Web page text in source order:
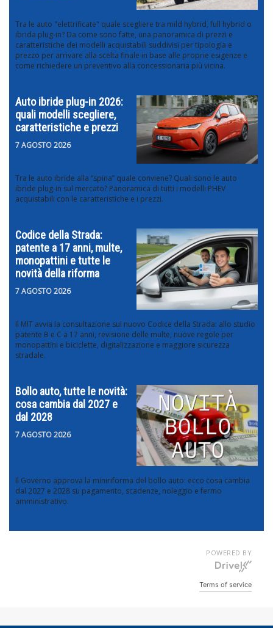
Tra le auto "elettrificate" quale scegliere tra mild hybrid, full hybrid o
ibrida plug-in? Da come sono fatte, una panoramica di prezzi e
caratteristiche dei modelli acquistabili suddivisi per tipologia e
prezzo per arrivare alla scelta finale in base alle proprie esigenze e
come richiedere un preventivo alla concessionaria più vicina.
Auto ibride plug-in 2026:
quali modelli scegliere,
caratteristiche e prezzi
7 AGOSTO 2026
Tra le auto ibride alla “spina” quale conviene? Quali sono le auto
ibride plug-in sul mercato? Panoramica di tutti i modelli PHEV
acquistabili con le caratteristiche e i prezzi.
Codice della Strada:
patente a 17 anni, multe,
monopattini e tutte le
novità della riforma
7 AGOSTO 2026
Il MIT avvia la consultazione sul nuovo Codice della Strada: allo studio
patente B e C a 17 anni, revisione delle multe, nuove regole per
monopattini e biciclette, digitalizzazione e maggiore sicurezza
stradale.
Bollo auto, tutte le novità:
cosa cambia dal 2027 e
dal 2028
7 AGOSTO 2026
Il Governo approva la miniriforma del bollo auto: ecco cosa cambia
dal 2027 e 2028 su pagamento, scadenze, noleggio e fermo
amministrativo.
POWERED BY
Terms of service